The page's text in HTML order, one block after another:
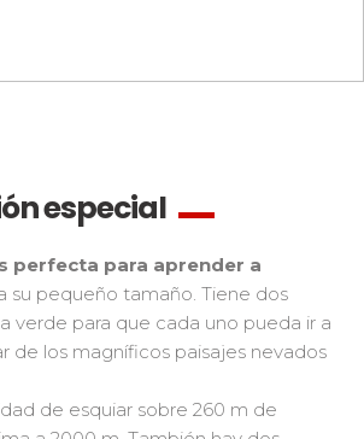
especial
perfecta para aprender a
su pequeño tamaño. Tiene dos
verde para que cada uno pueda ir a
de los magníficos paisajes nevados
de esquiar sobre 260 m de